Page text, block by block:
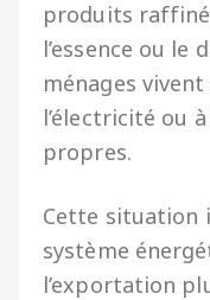
produits
l’essence ou le
ménages
l’électricité ou
propres.
Cette situation
système
l’exportation